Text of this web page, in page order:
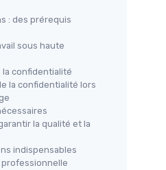
: des prérequis
sous haute
la confidentialité
la confidentialité lors
la qualité et la
indispensables